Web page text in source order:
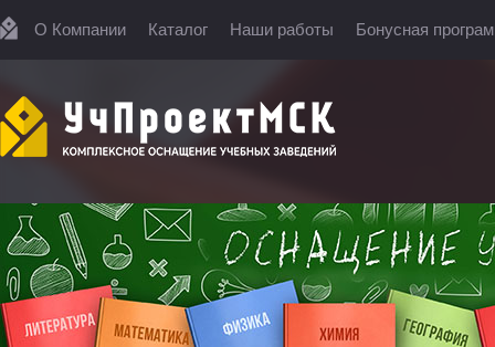
О Компании Каталог Наши работы Бонусная